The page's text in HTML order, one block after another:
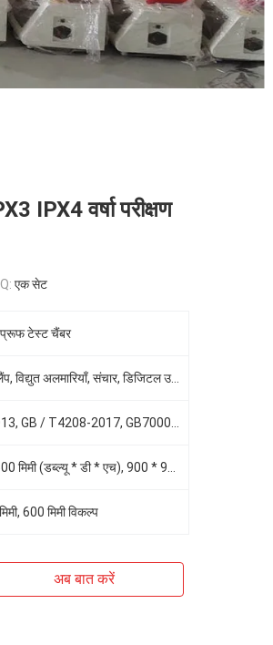
IPX4 वर्षा परीक्षण
एक सेट
प्रूफ टेस्ट चैंबर
एलईडी उत्पादों, लैंप, विद्युत अलमारियाँ, संचार, डिजिटल उपकरण, वाहन
600 मिमी विकल्प
अब बात करें